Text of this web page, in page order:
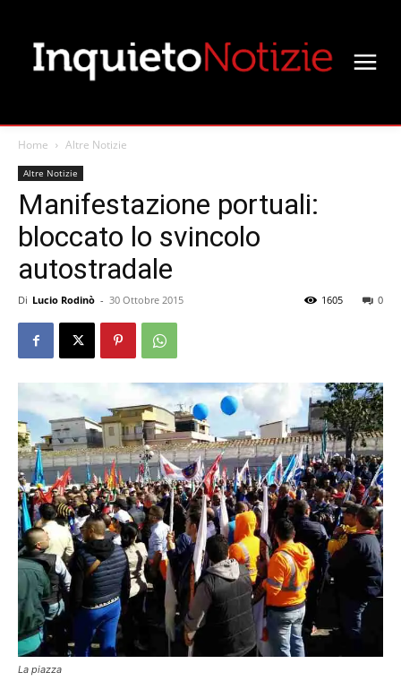
Home Altre Notizie
Altre Notizie
Manifestazione portuali:
bloccato lo svincolo
autostradale
Di Lucio Rodinò - 30 Ottobre 2015 0
1605
La piazza